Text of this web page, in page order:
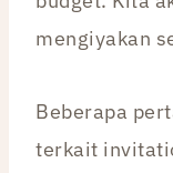
mengiyakan
Beberapa
terkait